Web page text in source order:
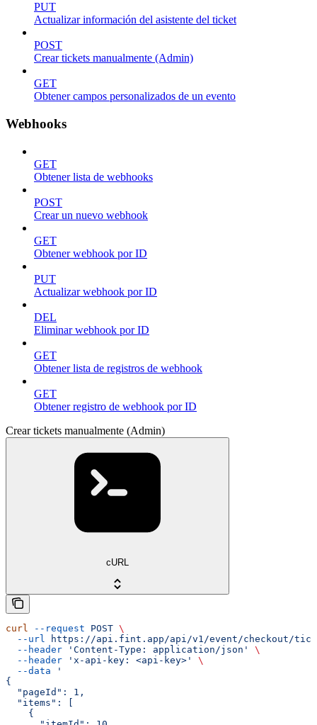
PUT
Actualizar información del asistente del ticket
POST
Crear tickets manualmente (Admin)
GET
Obtener campos personalizados de un evento
Webhooks
GET
Obtener lista de webhooks
POST
Crear un nuevo webhook
GET
Obtener webhook por ID
PUT
Actualizar webhook por ID
DEL
Eliminar webhook por ID
GET
Obtener lista de registros de webhook
GET
Obtener registro de webhook por ID
Crear tickets manualmente (Admin)
cURL
curl --request POST \
  --url
https://api.fint.app/api/v1/event/checkout/
  --header
'Content-Type: application/json'
\
  --header
'x-api-key: <api-key>'
\
  --data
'
{
  "pageId": 1,
  "items": [
    {